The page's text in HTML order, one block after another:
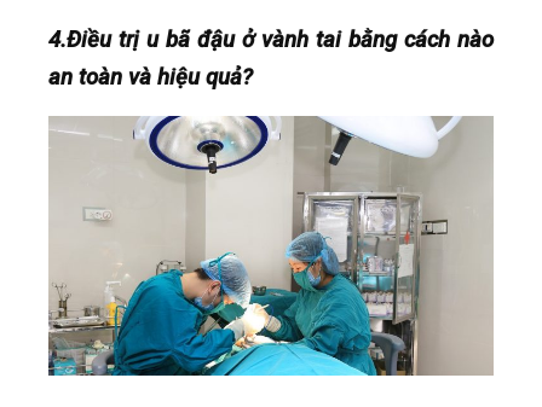
4.Điều trị u bã đậu ở vành tai bằng cách nào
an toàn và hiệu quả?